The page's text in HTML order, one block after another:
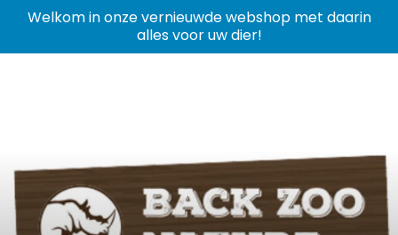
Welkom in onze vernieuwde webshop met daarin
alles voor uw dier!